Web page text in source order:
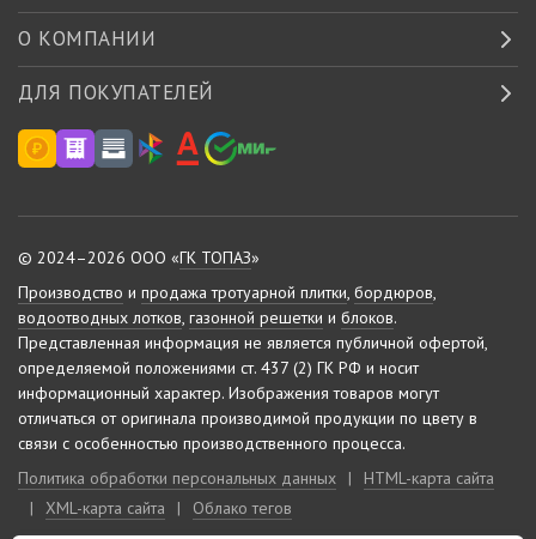
О КОМПАНИИ
ДЛЯ ПОКУПАТЕЛЕЙ
© 2024–2026 ООО «ГК ТОПАЗ»
Производство и продажа тротуарной плитки, бордюров,
водоотводных лотков, газонной решетки и блоков.
Представленная информация не является публичной офертой,
определяемой положениями ст. 437 (2) ГК РФ и носит
информационный характер. Изображения товаров могут
отличаться от оригинала производимой продукции по цвету в
связи с особенностью производственного процесса.
Политика обработки персональных данных
|
HTML-карта сайта
|
XML-карта сайта | Облако тегов